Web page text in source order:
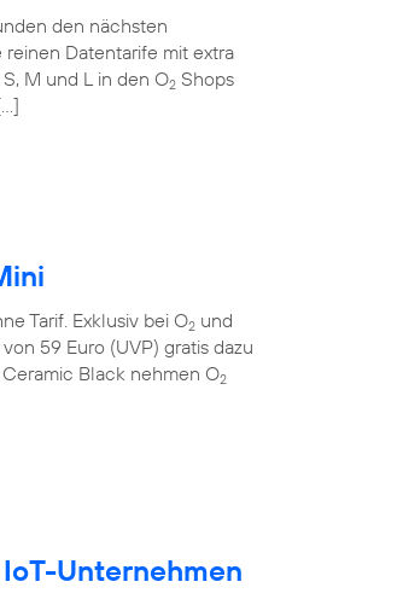
den nächsten
reinen Datentarife mit extra
M und L in den O2 Shops
Tarif. Exklusiv bei O2 und
59 Euro (UVP) gratis dazu
Black nehmen O2
Unternehmen